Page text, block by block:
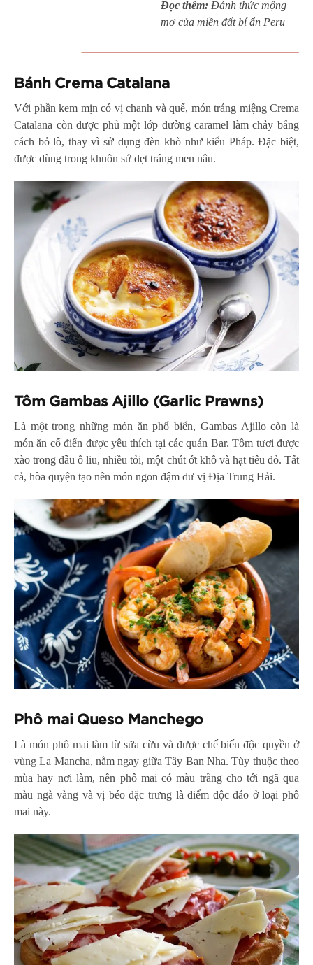
Đọc thêm: Đánh thức mộng
mơ của miền đất bí ẩn Peru
Bánh Crema Catalana
Với phần kem mịn có vị chanh và quế, món tráng miệng Crema
Catalana còn được phủ một lớp đường caramel làm chảy bằng
cách bỏ lò, thay vì sử dụng đèn khò như kiểu Pháp. Đặc biệt,
được dùng trong khuôn sứ dẹt tráng men nâu.
Tôm Gambas Ajillo (Garlic Prawns)
Là một trong những món ăn phổ biển, Gambas Ajillo còn là
món ăn cổ điển được yêu thích tại các quán Bar. Tôm tươi được
xào trong dầu ô liu, nhiều tỏi, một chút ớt khô và hạt tiêu đỏ. Tất
cả, hòa quyện tạo nên món ngon đậm dư vị Địa Trung Hải.
Phô mai Queso Manchego
Là món phô mai làm từ sữa cừu và được chế biến độc quyền ở
vùng La Mancha, nằm ngay giữa Tây Ban Nha. Tùy thuộc theo
mùa hay nơi làm, nên phô mai có màu trắng cho tới ngã qua
màu ngà vàng và vị béo đặc trưng là điểm độc đáo ở loại phô
mai này.